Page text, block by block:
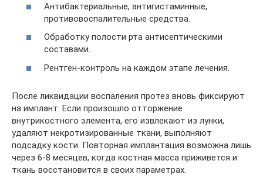
Антибактериальные, антигистаминные,
противовоспалительные средства.
Обработку полости рта антисептическими
составами.
Рентген-контроль на каждом этапе лечения.
После ликвидации воспаления протез вновь фиксируют
на имплант. Если произошло отторжение
внутрикостного элемента, его извлекают из лунки,
удаляют некротизированные ткани, выполняют
подсадку кости. Повторная имплантация возможна лишь
через 6-8 месяцев, когда костная масса приживется и
ткань восстановится в своих параметрах.